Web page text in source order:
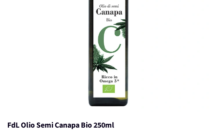
FdL Olio Semi Canapa Bio 250ml